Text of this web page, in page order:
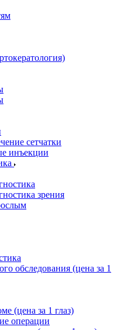
сетчатки
инъекции
зрения
обследования (цена за 1
(цена за 1 глаз)
операции